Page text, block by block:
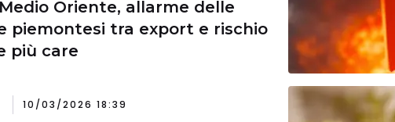
Oriente, allarme delle
piemontesi tra export e rischio
più care
10/03/2026 18:39